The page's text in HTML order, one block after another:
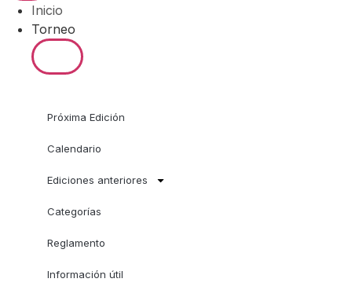
Inicio
Torneo
Próxima Edición
Calendario
Ediciones anteriores
Categorías
Reglamento
Información útil